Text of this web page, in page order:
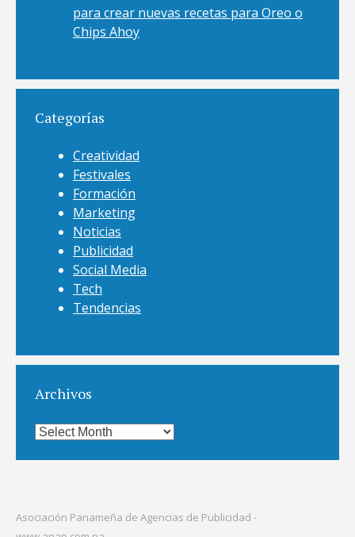
para crear nuevas recetas para Oreo o
Chips Ahoy
Categorías
Creatividad
Festivales
Formación
Marketing
Noticias
Publicidad
Social Media
Tech
Tendencias
Archivos
Archivos
Asociación Panameña de Agencias de Publicidad -